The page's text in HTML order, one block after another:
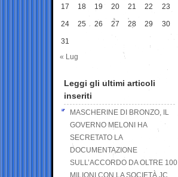
17 18 19 20 21 22 23
24 25 26 27 28 29 30
31
« Lug
Leggi gli ultimi articoli
inseriti
MASCHERINE DI BRONZO, IL
GOVERNO MELONI HA
SECRETATO LA
DOCUMENTAZIONE
SULL’ACCORDO DA OLTRE 100
MILIONI CON LA SOCIETÀ JC